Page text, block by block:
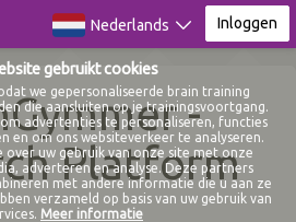
Nieuw
Nederlands Inloggen
-
Platform
gebruikt cookies
we gepersonaliseerde brain training
die aansluiten op je trainingsvoortgang.
advertenties te personaliseren, functies
en om ons websiteverkeer te analyseren.
uw gebruik van onze site met onze
adverteren en analyse. Deze partners
met andere informatie die u aan ze
verzameld op basis van uw gebruik van
Meer informatie